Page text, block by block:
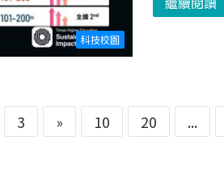
科技校園
3 » 10 20 ...